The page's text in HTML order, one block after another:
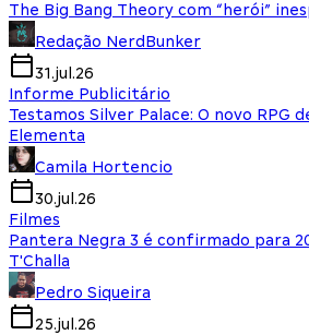
The Big Bang Theory com “herói”
Redação NerdBunker
31.jul.26
Informe Publicitário
Testamos Silver Palace: O novo RPG
Elementa
Camila Hortencio
30.jul.26
Filmes
Pantera Negra 3 é confirmado para
T'Challa
Pedro Siqueira
25.jul.26